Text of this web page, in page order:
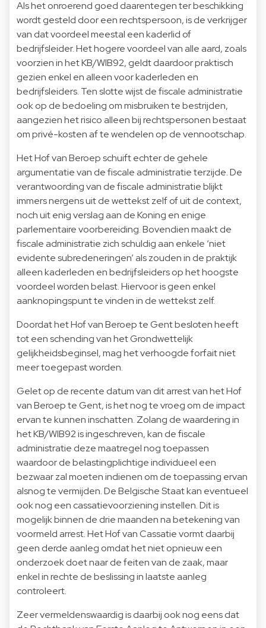
Als het onroerend goed daarentegen ter beschikking
wordt gesteld door een rechtspersoon, is de verkrijger
van dat voordeel meestal een kaderlid of
bedrijfsleider. Het hogere voordeel van alle aard, zoals
voorzien in het KB/WIB92, geldt daardoor praktisch
gezien enkel en alleen voor kaderleden en
bedrijfsleiders. Ten slotte wijst de fiscale administratie
ook op de bedoeling om misbruiken te bestrijden,
aangezien het risico alleen bij rechtspersonen bestaat
om privé-kosten af te wendelen op de vennootschap.
Het Hof van Beroep schuift echter de gehele
argumentatie van de fiscale administratie terzijde. De
verantwoording van de fiscale administratie blijkt
immers nergens uit de wettekst zelf of uit de context,
noch uit enig verslag aan de Koning en enige
parlementaire voorbereiding. Bovendien maakt de
fiscale administratie zich schuldig aan enkele ‘niet
evidente subredeneringen’ als zouden in de praktijk
alleen kaderleden en bedrijfsleiders op het hoogste
voordeel worden belast. Hiervoor is geen enkel
aanknopingspunt te vinden in de wettekst zelf.
Doordat het Hof van Beroep te Gent besloten heeft
tot een schending van het Grondwettelijk
gelijkheidsbeginsel, mag het verhoogde forfait niet
meer toegepast worden.
Gelet op de recente datum van dit arrest van het Hof
van Beroep te Gent, is het nog te vroeg om de impact
ervan te kunnen inschatten. Zolang de waardering in
het KB/WIB92 is ingeschreven, kan de fiscale
administratie deze maatregel nog toepassen
waardoor de belastingplichtige individueel een
bezwaar zal moeten indienen om de toepassing ervan
alsnog te vermijden. De Belgische Staat kan eventueel
ook nog een cassatievoorziening instellen. Dit is
mogelijk binnen de drie maanden na betekening van
voormeld arrest. Het Hof van Cassatie vormt daarbij
geen derde aanleg omdat het niet opnieuw een
onderzoek doet naar de feiten van de zaak, maar
enkel in rechte de beslissing in laatste aanleg
controleert.
Zeer vermeldenswaardig is daarbij ook nog eens dat